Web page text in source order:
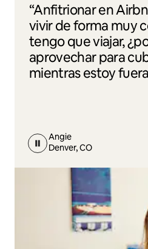
“Anfitrionar en
vivir de forma muy
tengo que viajar,
aprovechar para
mientras estoy
Angie
Denver, CO